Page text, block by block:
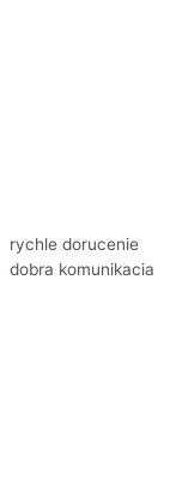
rychle dorucenie
dobra komunikacia